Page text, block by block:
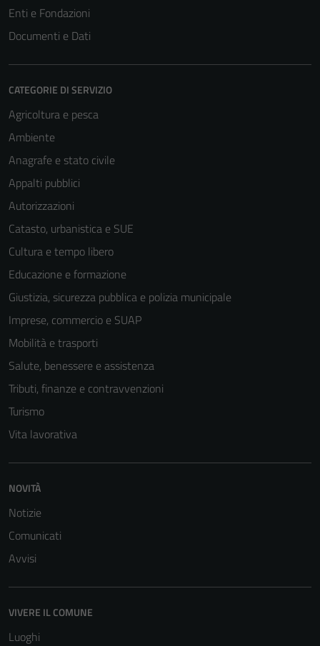
Enti e Fondazioni
Documenti e Dati
CATEGORIE DI SERVIZIO
Agricoltura e pesca
Ambiente
Anagrafe e stato civile
Appalti pubblici
Autorizzazioni
Catasto, urbanistica e SUE
Cultura e tempo libero
Educazione e formazione
Giustizia, sicurezza pubblica e polizia municipale
Imprese, commercio e SUAP
Mobilità e trasporti
Salute, benessere e assistenza
Tributi, finanze e contravvenzioni
Turismo
Vita lavorativa
NOVITÀ
Notizie
Comunicati
Avvisi
VIVERE IL COMUNE
Luoghi